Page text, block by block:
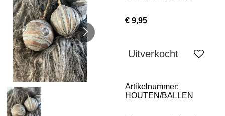
€ 9,95
Uitverkocht
Artikelnummer:
HOUTEN/BALLEN